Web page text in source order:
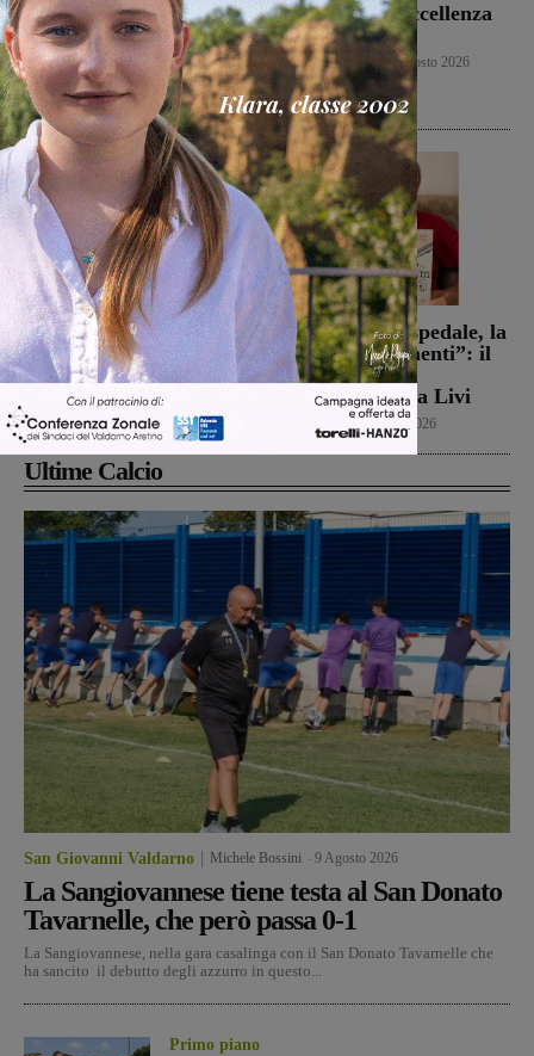
testa al San Donato
Tavarnelle, che però
passa 0-1
San Giovanni Valdarno
9 Agosto 2026
Figline per l’Eccellenza
2026-2027
Primo piano 9 Agosto 2026
Campionato di serie D,
domani i calendari
Calcio 9 Agosto 2026
Dal treno all’ospedale, la
vita in “Frammenti”: il
primo libro del
valdarnese Luca Livi
Cultura 9 Agosto 2026
Ultime Calcio
San Giovanni Valdarno Michele Bossini 9 Agosto 2026
La Sangiovannese tiene testa al San Donato
Tavarnelle, che però passa 0-1
La Sangiovannese, nella gara casalinga con il San Donato Tavarnelle che
ha sancito il debutto degli azzurro in questo...
Primo piano